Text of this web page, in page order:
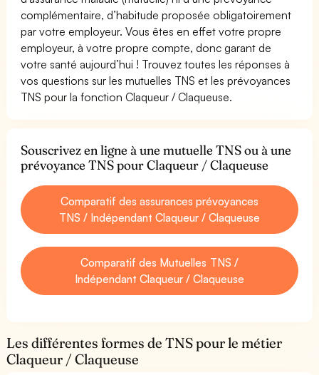
complémentaire, d’habitude proposée obligatoirement
par votre employeur. Vous êtes en effet votre propre
employeur, à votre propre compte, donc garant de
votre santé aujourd’hui ! Trouvez toutes les réponses à
vos questions sur les mutuelles TNS et les prévoyances
TNS pour la fonction Claqueur / Claqueuse.
Souscrivez en ligne à une mutuelle TNS ou à une
prévoyance TNS pour Claqueur / Claqueuse
Comparatif des assurances prévoyances
TNS / Indépendant Claqueur / Claqueuse
Comparatif des Mutuelles TNS /
Indépendant Claqueur / Claqueuse
Les différentes formes de TNS pour le métier
Claqueur / Claqueuse